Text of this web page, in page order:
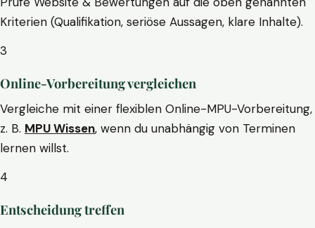
Kriterien (Qualifikation, seriöse Aussagen, klare Inhalte).
3
Online-Vorbereitung vergleichen
Vergleiche mit einer flexiblen Online-MPU-Vorbereitung,
z. B. MPU Wissen, wenn du unabhängig von Terminen
lernen willst.
4
Entscheidung treffen